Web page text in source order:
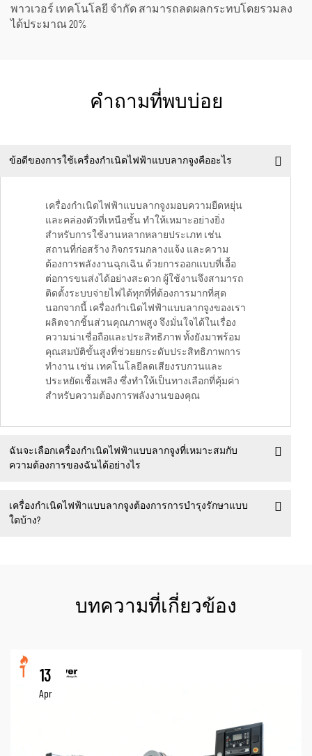
พาวเวอร์ เทคโนโลยี จำกัด สามารถลดผลกระทบโดยรวมลง
ได้ประมาณ 20%
คำถามที่พบบ่อย
ข้อดีของการใช้เครื่องกำเนิดไฟฟ้าแบบลากจูงคืออะไร
เครื่องกำเนิดไฟฟ้าแบบลากจูงมอบความยืดหยุ่น
และคล่องตัวที่เหนือชั้น ทำให้เหมาะอย่างยิ่ง
สำหรับการใช้งานหลากหลายประเภท เช่น
สถานที่ก่อสร้าง กิจกรรมกลางแจ้ง และความ
ต้องการพลังงานฉุกเฉิน ด้วยการออกแบบที่เอื้อ
ต่อการขนส่งได้อย่างสะดวก ผู้ใช้งานจึงสามารถ
ติดตั้งระบบจ่ายไฟได้ทุกที่ที่ต้องการมากที่สุด
นอกจากนี้ เครื่องกำเนิดไฟฟ้าแบบลากจูงของเรา
ผลิตจากชิ้นส่วนคุณภาพสูง จึงมั่นใจได้ในเรื่อง
ความน่าเชื่อถือและประสิทธิภาพ ทั้งยังมาพร้อม
คุณสมบัติขั้นสูงที่ช่วยยกระดับประสิทธิภาพการ
ทำงาน เช่น เทคโนโลยีลดเสียงรบกวนและ
ประหยัดเชื้อเพลิง ซึ่งทำให้เป็นทางเลือกที่คุ้มค่า
สำหรับความต้องการพลังงานของคุณ
ฉันจะเลือกเครื่องกำเนิดไฟฟ้าแบบลากจูงที่เหมาะสมกับ
ความต้องการของฉันได้อย่างไร
เครื่องกำเนิดไฟฟ้าแบบลากจูงต้องการการบำรุงรักษาแบบ
ใดบ้าง?
บทความที่เกี่ยวข้อง
13
Apr